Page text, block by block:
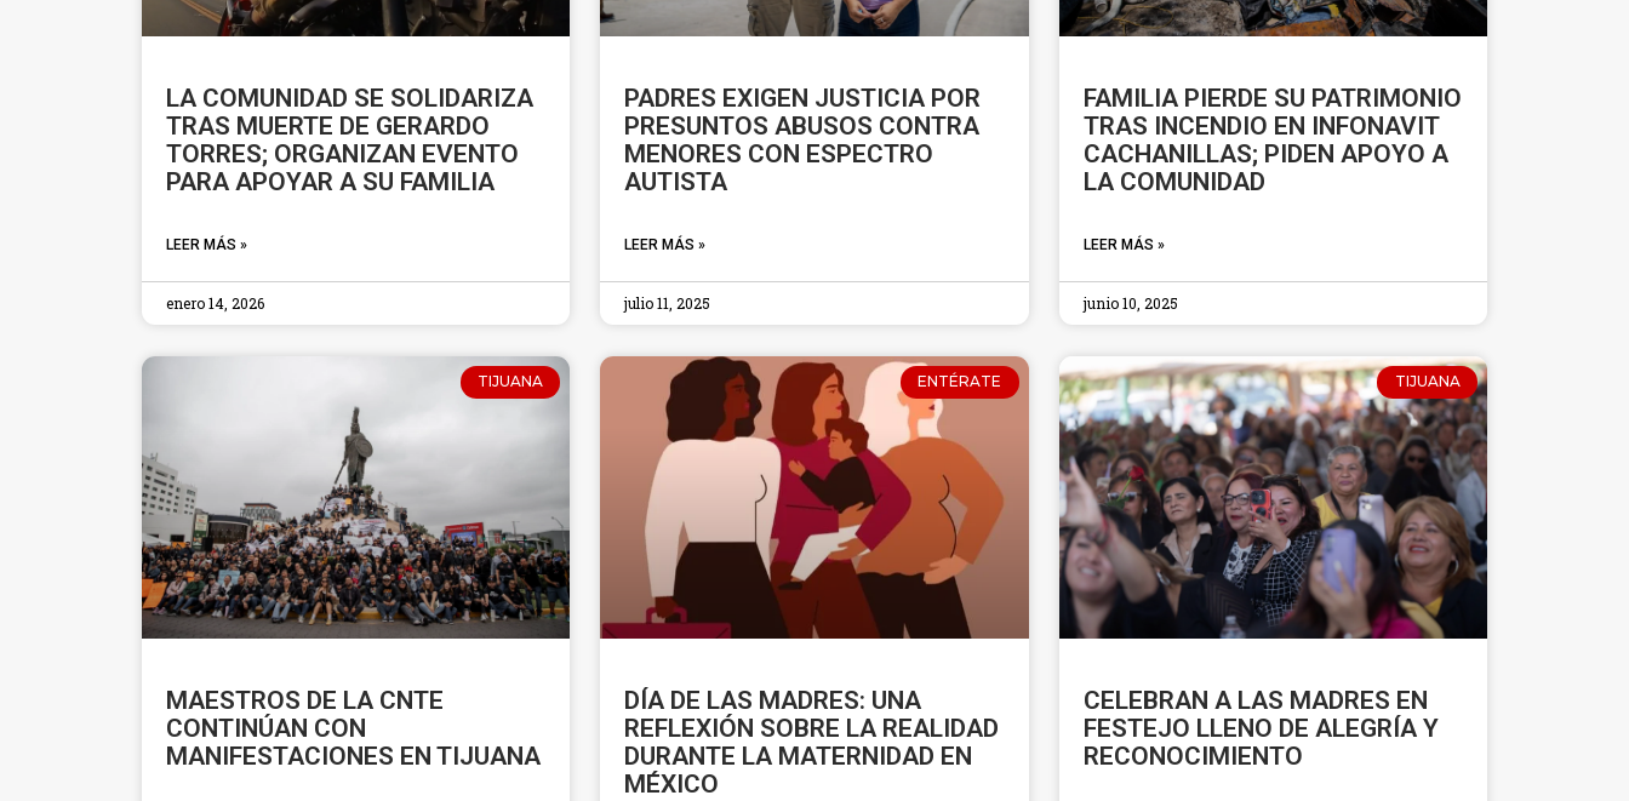
LA COMUNIDAD SE SOLIDARIZA
TRAS MUERTE DE GERARDO
TORRES; ORGANIZAN EVENTO
PARA APOYAR A SU FAMILIA
LEER MÁS »
enero 14, 2026
PADRES EXIGEN JUSTICIA POR
PRESUNTOS ABUSOS CONTRA
MENORES CON ESPECTRO
AUTISTA
LEER MÁS »
julio 11, 2025
FAMILIA PIERDE SU PATRIMONIO
TRAS INCENDIO EN INFONAVIT
CACHANILLAS; PIDEN APOYO A
LA COMUNIDAD
LEER MÁS »
junio 10, 2025
TIJUANA
MAESTROS DE LA CNTE
CONTINÚAN CON
MANIFESTACIONES EN TIJUANA
ENTÉRATE
DÍA DE LAS MADRES: UNA
REFLEXIÓN SOBRE LA REALIDAD
DURANTE LA MATERNIDAD EN
MÉXICO
TIJUANA
CELEBRAN A LAS MADRES EN
FESTEJO LLENO DE ALEGRÍA Y
RECONOCIMIENTO